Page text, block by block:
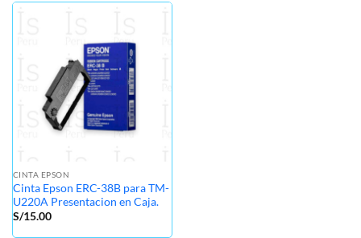
CINTA EPSON
Cinta Epson ERC-38B para TM-
U220A Presentacion en Caja.
S/15.00